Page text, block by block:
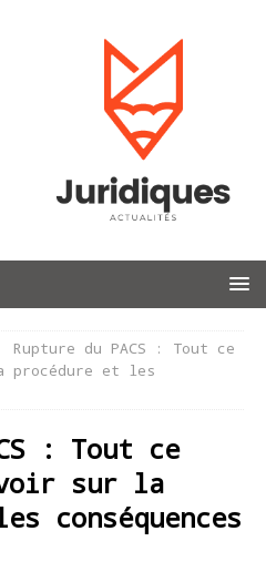
Rupture du PACS : Tout ce
et les
: Tout ce
sur la
conséquences